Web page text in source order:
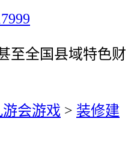
至全国县域特色财
游会游戏 > 装修建